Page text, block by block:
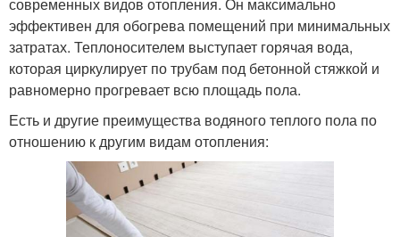
эффективен для обогрева помещений при минимальных
затратах. Теплоносителем выступает горячая вода,
которая циркулирует по трубам под бетонной стяжкой и
равномерно прогревает всю площадь пола.
Есть и другие преимущества водяного теплого пола по
отношению к другим видам отопления: